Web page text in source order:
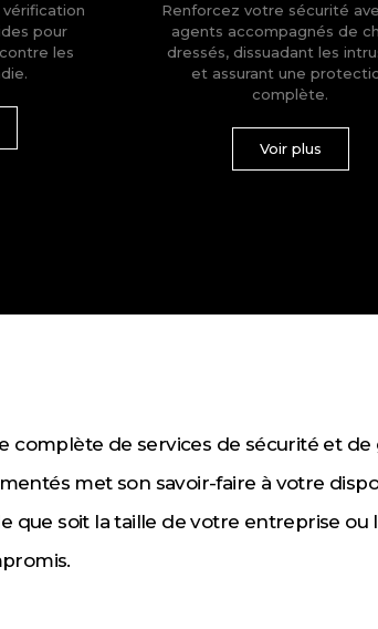
pour
les
Renforcez votre sécurité
agents accompagnés de
dressés, dissuadant les
et assurant une
complète.
Voir plus
complète de services de sécurité et
met son savoir-faire à votre
que soit la taille de votre entreprise